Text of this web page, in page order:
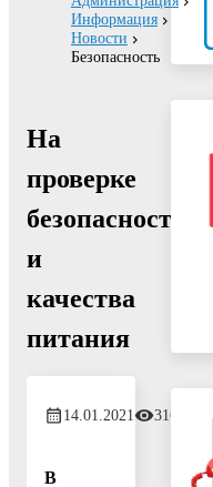
Информация
Новости
Безопасность
На
проверке
безопасности
и
качества
питания
14.01.2021 316
В